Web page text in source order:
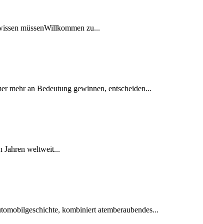
müssenWillkommen zu...
mehr an Bedeutung gewinnen,⁤ entscheiden...
Jahren weltweit...
kombiniert ⁢atemberaubendes...